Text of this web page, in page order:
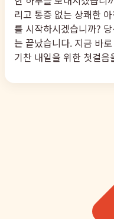
리고 통증 없는 상쾌한
를 시작하시겠습니까?
는 끝났습니다. 지금 바
기찬 내일을 위한 첫걸음